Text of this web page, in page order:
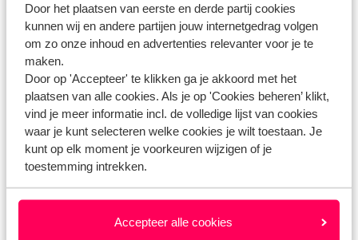
Door het plaatsen van eerste en derde partij cookies
kunnen wij en andere partijen jouw internetgedrag volgen
om zo onze inhoud en advertenties relevanter voor je te
maken.
Door op 'Accepteer' te klikken ga je akkoord met het
plaatsen van alle cookies. Als je op 'Cookies beheren’ klikt,
vind je meer informatie incl. de volledige lijst van cookies
waar je kunt selecteren welke cookies je wilt toestaan. Je
kunt op elk moment je voorkeuren wijzigen of je
toestemming intrekken.
Accepteer alle cookies
WhatsApp ons op het nummer +31102700820. Je
kunt ons op hetzelfde nummer ook bellen, houd dan
rekening met langere wachttijden.
Openingstijden:
Maandag t/m vrijdag: 09:00-18:00
Zaterdag: 10:00-17:00
Zondag: gesloten